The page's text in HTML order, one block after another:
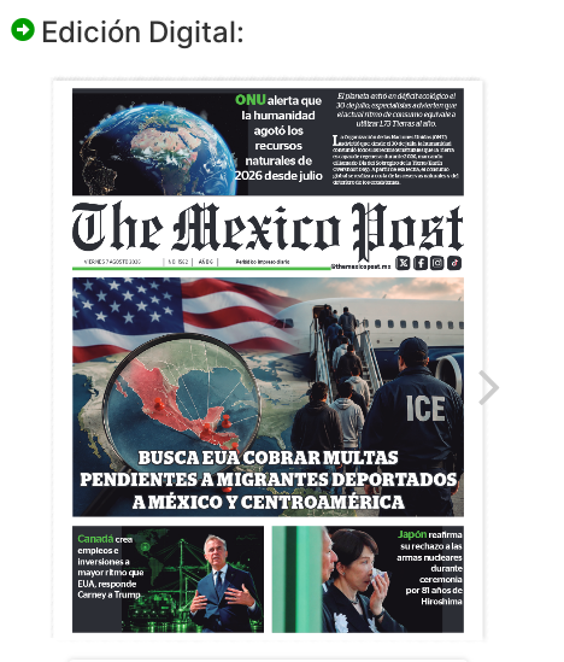
Edición Digital: